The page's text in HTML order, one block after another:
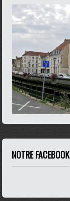
NOTRE FACEBOOK